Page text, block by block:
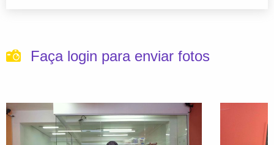
Faça login para enviar fotos